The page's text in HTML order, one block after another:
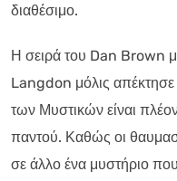
διαθέσιμο.
Η σειρά του Dan Brown
Langdon μόλις
των Μυστικών είναι
παντού. Καθώς οι
σε άλλο ένα μυστήριο